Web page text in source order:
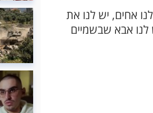
אחים, יש לנו את
לנו אבא שבשמיים